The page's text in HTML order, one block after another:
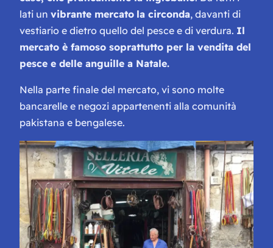
lati un vibrante mercato la circonda, davanti di
vestiario e dietro quello del pesce e di verdura. Il
mercato è famoso soprattutto per la vendita del
pesce e delle anguille a Natale.
Nella parte finale del mercato, vi sono molte
bancarelle e negozi appartenenti alla comunità
pakistana e bengalese.